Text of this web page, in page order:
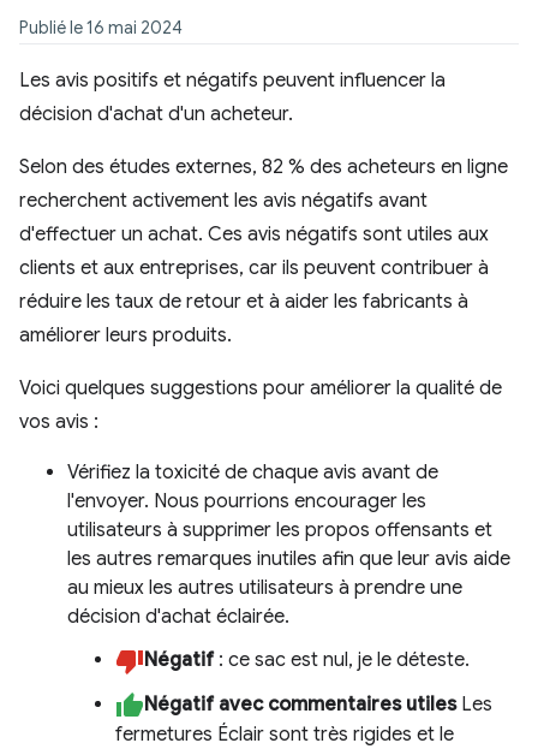
Publié le 16 mai 2024
Les avis positifs et négatifs peuvent influencer la
décision d'achat d'un acheteur.
Selon des études externes, 82 % des acheteurs en ligne
recherchent activement les avis négatifs avant
d'effectuer un achat. Ces avis négatifs sont utiles aux
clients et aux entreprises, car ils peuvent contribuer à
réduire les taux de retour et à aider les fabricants à
améliorer leurs produits.
Voici quelques suggestions pour améliorer la qualité de
vos avis :
Vérifiez la toxicité de chaque avis avant de
l'envoyer. Nous pourrions encourager les
utilisateurs à supprimer les propos offensants et
les autres remarques inutiles afin que leur avis aide
au mieux les autres utilisateurs à prendre une
décision d'achat éclairée.
Négatif: ce sac est nul, je le déteste.
Négatif avec commentaires utilesLes
fermetures Éclair sont très rigides et le